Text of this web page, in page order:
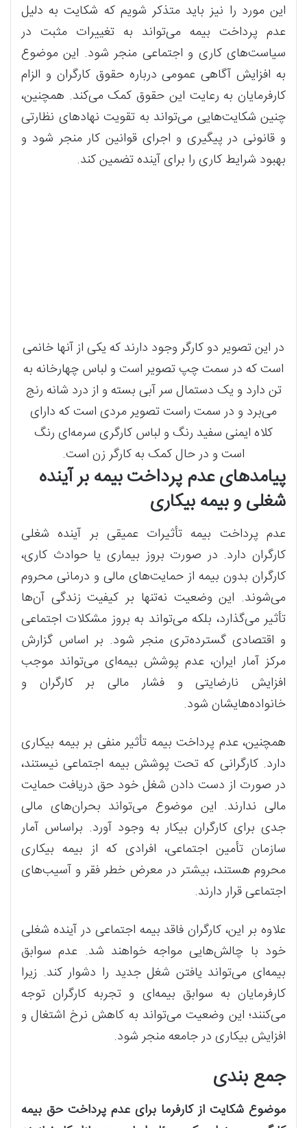
این مورد را نیز باید متذکر شویم که شکایت به دلیل
عدم پرداخت بیمه می‌تواند به تغییرات مثبت در
سیاست‌های کاری و اجتماعی منجر شود. این موضوع
به افزایش آگاهی عمومی درباره حقوق کارگران و الزام
کارفرمایان به رعایت این حقوق کمک می‌کند. همچنین،
چنین شکایت‌هایی می‌تواند به تقویت نهادهای نظارتی
و قانونی در پیگیری و اجرای قوانین کار منجر شود و
بهبود شرایط کاری را برای آینده تضمین کند.
در این تصویر دو کارگر وجود دارند که یکی از آنها خانمی
است که در سمت چپ تصویر است و لباس چهارخانه به
تن دارد و یک دستمال سر آبی بسته و از درد شانه رنج
می‌برد و در سمت راست تصویر مردی است که دارای
کلاه ایمنی سفید رنگ و لباس کارگری سرمه‌ای رنگ
است و در حال کمک به کارگر زن است.
پیامدهای عدم پرداخت بیمه بر آینده
شغلی و بیمه بیکاری
عدم پرداخت بیمه تأثیرات عمیقی بر آینده شغلی
کارگران دارد. در صورت بروز بیماری یا حوادث کاری،
کارگران بدون بیمه از حمایت‌های مالی و درمانی محروم
می‌شوند. این وضعیت نه‌تنها بر کیفیت زندگی آن‌ها
تأثیر می‌گذارد، بلکه می‌تواند به بروز مشکلات اجتماعی
و اقتصادی گسترده‌تری منجر شود. بر اساس گزارش
مرکز آمار ایران، عدم پوشش بیمه‌ای می‌تواند موجب
افزایش نارضایتی و فشار مالی بر کارگران و
خانواده‌هایشان شود.
همچنین، عدم پرداخت بیمه تأثیر منفی بر بیمه بیکاری
دارد. کارگرانی که تحت پوشش بیمه اجتماعی نیستند،
در صورت از دست دادن شغل خود حق دریافت حمایت
مالی ندارند. این موضوع می‌تواند بحران‌های مالی
جدی برای کارگران بیکار به وجود آورد. براساس آمار
سازمان تأمین اجتماعی، افرادی که از بیمه بیکاری
محروم‌ هستند، بیشتر در معرض خطر فقر و آسیب‌های
اجتماعی قرار دارند.
علاوه بر این، کارگران فاقد بیمه اجتماعی در آینده شغلی
خود با چالش‌هایی مواجه خواهند شد. عدم سوابق
بیمه‌ای می‌تواند یافتن شغل جدید را دشوار کند. زیرا
کارفرمایان به سوابق بیمه‌ای و تجربه کارگران توجه
می‌کنند؛ این وضعیت می‌تواند به کاهش نرخ اشتغال و
افزایش بیکاری در جامعه منجر شود‌.
جمع بندی
موضوع شکایت از کارفرما برای عدم پرداخت حق بیمه